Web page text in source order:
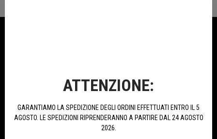
ATTENZIONE:
GARANTIAMO LA SPEDIZIONE DEGLI ORDINI EFFETTUATI ENTRO IL 5
AGOSTO. LE SPEDIZIONI RIPRENDERANNO A PARTIRE DAL 24 AGOSTO
2026.